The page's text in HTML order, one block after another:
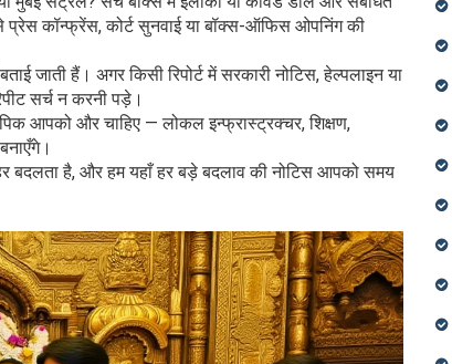
प्रेस कॉन्फ्रेंस, कोर्ट सुनवाई या बॉक्स-ऑफिस ओपनिंग की
जाती हैं। अगर किसी रिपोर्ट में सरकारी नोटिस, हेल्पलाइन या
सर्च न करनी पड़े।
आपको और चाहिए — लोकल इन्फ्रास्ट्रक्चर, शिक्षण,
बदलता है, और हम यहाँ हर बड़े बदलाव की नोटिस आपको समय